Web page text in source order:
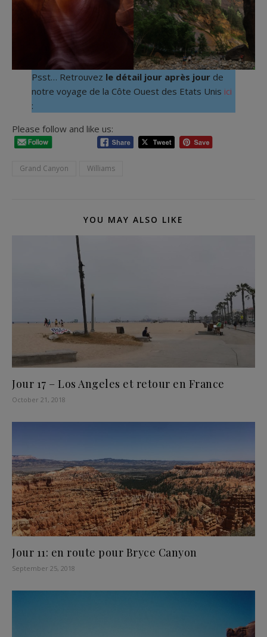
Psst… Retrouvez le détail jour après jourde
notre voyage de la Côte Ouest des Etats Unis ici
:
Please follow and like us:
Grand Canyon Williams
YOU MAY ALSO LIKE
Jour 17 – Los Angeles et retour en France
October 21, 2018
Jour 11: en route pour Bryce Canyon
September 25, 2018